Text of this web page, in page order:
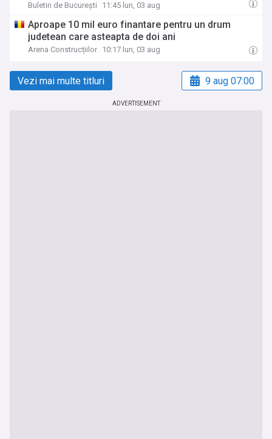
Buletin de București 11:45 lun, 03 aug
Aproape 10 mil euro finantare pentru un drum
judetean care asteapta de doi ani
Arena Construcțiilor 10:17 lun, 03 aug
Vezi mai multe titluri 9 aug 07:00
ADVERTISEMENT